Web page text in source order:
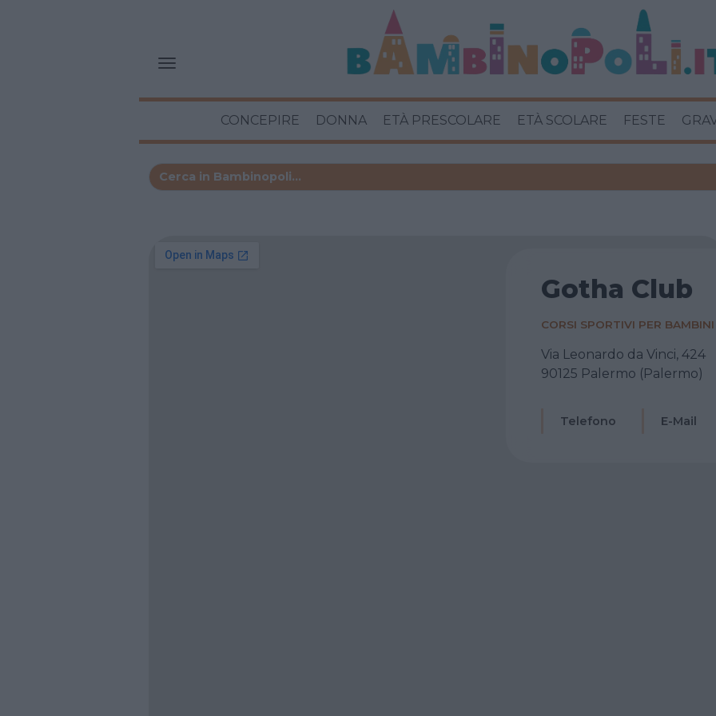
CONCEPIRE DONNA ETÀ PRESCOLARE ETÀ SCOLARE FESTE
Gotha Club
CORSI SPORTIVI PER BAMBINI
Via Leonardo da Vinci, 424
90125 Palermo (Palermo)
Telefono E-Mail